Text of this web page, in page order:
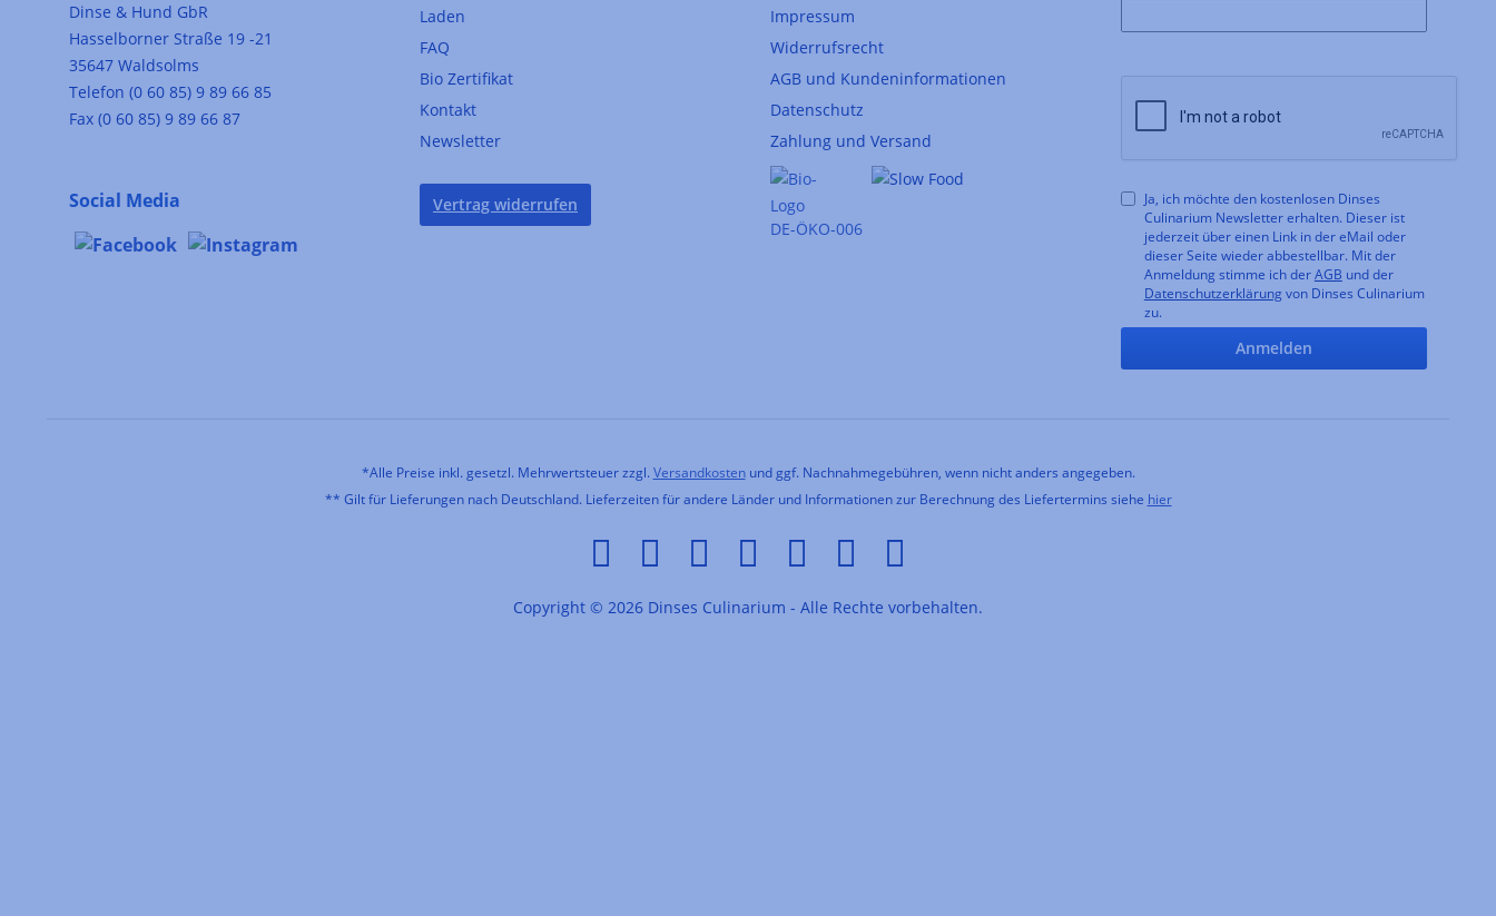
Dinse & Hund GbR
Hasselborner Straße 19 -21
35647 Waldsolms
Telefon (0 60 85) 9 89 66 85
Fax (0 60 85) 9 89 66 87
Social Media
Laden
FAQ
Bio Zertifikat
Kontakt
Newsletter
Vertrag widerrufen
Impressum
Widerrufsrecht
AGB und Kundeninformationen
Datenschutz
Zahlung und Versand
DE-ÖKO-006
Ja, ich möchte den kostenlosen Dinses
Culinarium Newsletter erhalten. Dieser ist
jederzeit über einen Link in der eMail oder
dieser Seite wieder abbestellbar. Mit der
Anmeldung stimme ich derAGB und der
Datenschutzerklärung von Dinses Culinarium
zu.
Anmelden
*Alle Preise inkl. gesetzl. Mehrwertsteuer zzgl. Versandkostenund ggf. Nachnahmegebühren, wenn nicht anders angegeben.
** Gilt für Lieferungen nach Deutschland. Lieferzeiten für andere Länder und Informationen zur Berechnung des Liefertermins siehe hier
Copyright © 2026 Dinses Culinarium - Alle Rechte vorbehalten.